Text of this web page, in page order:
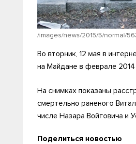
/images/news/2015/5/normal/
Во вторник, 12 мая в
на Майдане в феврале
На снимках показаны
смертельно раненого
числе Назара Войтовича и
Поделиться новостью